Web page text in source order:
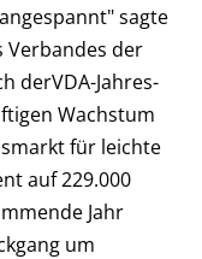
sagte
Verbandes der
derVDA-Jahres-
Wachstum
für leichte
auf 229.000
Jahr
um